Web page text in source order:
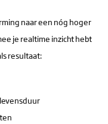
naar een nóg hoger
je realtime inzicht hebt
resultaat: